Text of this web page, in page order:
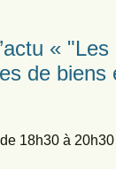
«
de
18h30 à 20h30